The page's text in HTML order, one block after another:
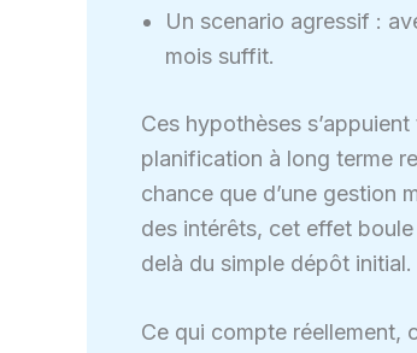
Un scenario agressif :
mois suffit.
Ces hypothèses
planification à long terme
chance que d’une gestion
des intérêts, cet effet
delà du simple dépôt initial.
Ce qui compte réellement,